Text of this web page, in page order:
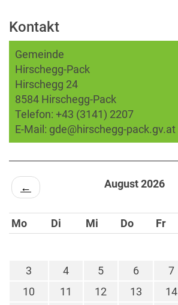
Kontakt
Gemeinde
Hirschegg-Pack
Hirschegg 24
8584 Hirschegg-Pack
Telefon: +43 (3141) 2207
E-Mail: gde@hirschegg-pack.gv.at
← August 2026
Mo Di Mi Do Fr
3
4 5 6 7
10
11 12 13 14